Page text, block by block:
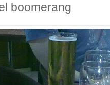
boomerang